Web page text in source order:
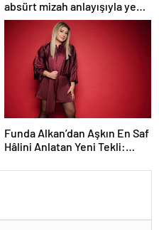
absürt mizah anlayışıyla yeni
bir soluk getirmeye
hazırlanan “Şebeke: Sinyal
Yok”, çekimlerine başladı.
Funda Alkan’dan Aşkın En Saf
Hâlini Anlatan Yeni Tekli: